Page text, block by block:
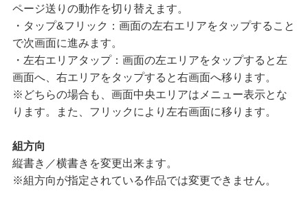
ページ送りの動作を切り替えます。
・タップ&フリック：画面の左右エリアをタップすること
で次画面に進みます。
・左右エリアタップ：画面の左エリアをタップすると左
画面へ、右エリアをタップすると右画面へ移ります。
※どちらの場合も、画面中央エリアはメニュー表示とな
ります。また、フリックにより左右画面に移ります。
組方向
縦書き／横書きを変更出来ます。
※組方向が指定されている作品では変更できません。